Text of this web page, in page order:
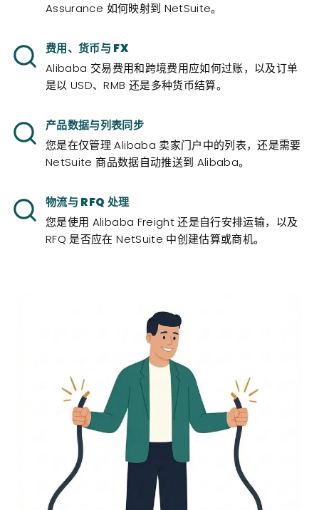
Assurance 如何映射到 NetSuite。
费用、货币与 FX
Alibaba 交易费用和跨境费用应如何过账，以及订单
是以 USD、RMB 还是多种货币结算。
产品数据与列表同步
您是在仅管理 Alibaba 卖家门户中的列表，还是需要
NetSuite 商品数据自动推送到 Alibaba。
物流与 RFQ 处理
您是使用 Alibaba Freight 还是自行安排运输，以及
RFQ 是否应在 NetSuite 中创建估算或商机。